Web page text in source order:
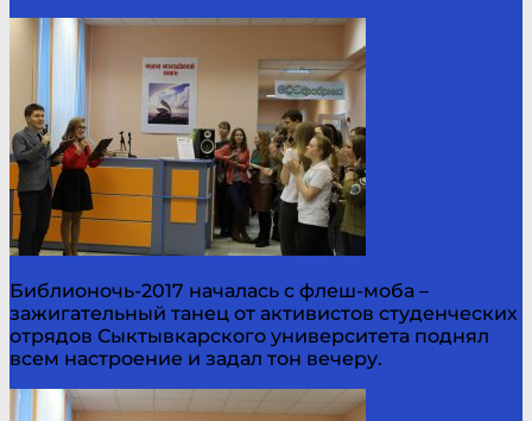
Библионочь-2017 началась с флеш-моба –
зажигательный танец от активистов студенческих
отрядов Сыктывкарского университета поднял
всем настроение и задал тон вечеру.